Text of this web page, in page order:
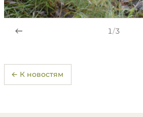
1/3
← К новостям